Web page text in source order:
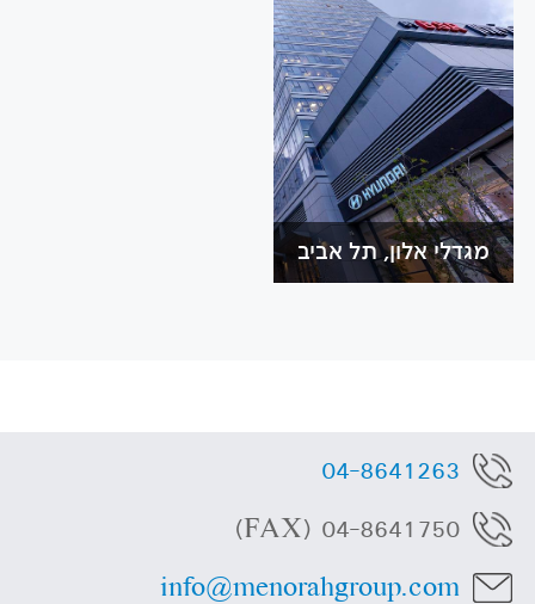
מגדלי אלון, תל אביב
04-8641263
04-8641750 (FAX)
info@menorahgroup.com